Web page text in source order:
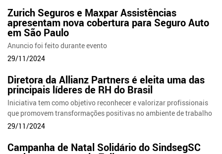
Zurich Seguros e Maxpar Assistências
apresentam nova cobertura para Seguro Auto
em São Paulo
Anuncio foi feito durante evento
29/11/2024
Diretora da Allianz Partners é eleita uma das
principais líderes de RH do Brasil
Iniciativa tem como objetivo reconhecer e valorizar profissionais
que promovem transformações positivas no ambiente de trabalho
29/11/2024
Campanha de Natal Solidário do SindsegSC